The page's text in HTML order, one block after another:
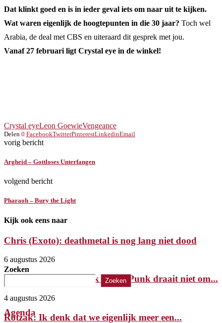
Dat klinkt goed en is in ieder geval iets om naar uit te kijken.
Wat waren eigenlijk de hoogtepunten in die 30 jaar? Toch wel
Arabia, de deal met CBS en uiteraard dit gesprek met jou.
Vanaf 27 februari ligt Crystal eye in de winkel!
Crystal eyeLeon GoewieVengeance
Delen 0 FacebookTwitterPinterestLinkedinEmail
vorig bericht
Argheid – Gottloses Unterfangen
volgend bericht
Pharaoh – Bury the Light
Kijk ook eens naar
Chris (Exoto): deathmetal is nog lang niet dood
6 augustus 2026
Kira Roessler (ex-Black Flag): Punk draait niet om...
4 augustus 2026
Rotzak: Ik denk dat we eigenlijk meer een...
Zoeken
Zoeken
Agenda